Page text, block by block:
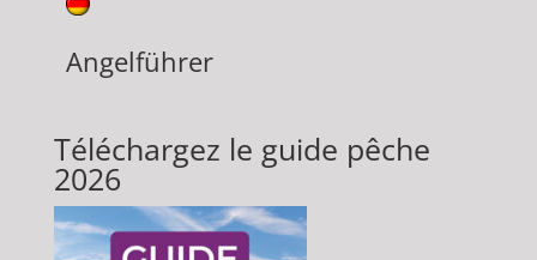
Angelführer
Téléchargez le guide pêche
2026